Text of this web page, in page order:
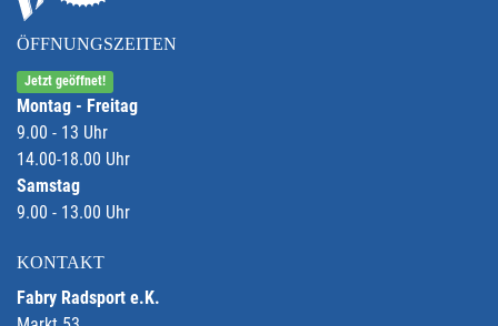
ÖFFNUNGSZEITEN
Jetzt geöffnet!
Montag - Freitag
9.00 - 13 Uhr
14.00-18.00 Uhr
Samstag
9.00 - 13.00 Uhr
KONTAKT
Fabry Radsport e.K.